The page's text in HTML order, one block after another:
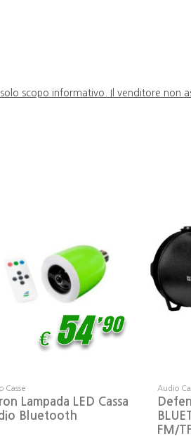
scopo informativo. Il venditore non
€ 54
,
90
Casse
Lampada LED Cassa
Bluetooth
Audio
FM/